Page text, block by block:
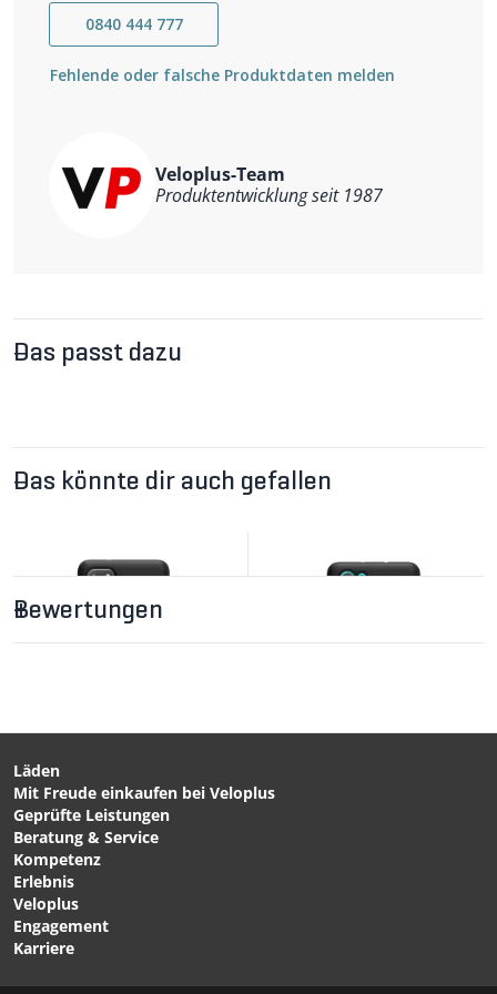
- Zugriff auf alle Anschüsse und Tasten
- weiches Innenfutter aus Mikrofaser
- kompatibel mit sämtlichen Quad Lock-Halterungen
0840 444 777
Fehlende oder falsche Produktdaten melden
Veloplus-Team
Produktentwicklung seit 1987
Das passt dazu
Das könnte dir auch gefallen
CHF 34.90
QUAD LOCK CASE
Samsung Hülle Schwarz
von QUAD LOCK
CHF 34.90
Bewertungen
Läden
Mit Freude einkaufen bei Veloplus
Geprüfte Leistungen
Beratung & Service
Kompetenz
Erlebnis
Veloplus
Engagement
Karriere